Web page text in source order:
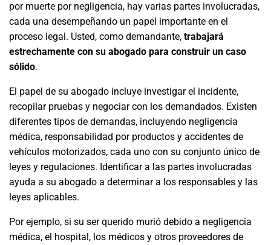
por muerte por negligencia, hay varias partes involucradas,
cada una desempeñando un papel importante en el
proceso legal. Usted, como demandante, trabajará
estrechamente con su abogado para construir un caso
sólido.
El papel de su abogado incluye investigar el incidente,
recopilar pruebas y negociar con los demandados. Existen
diferentes tipos de demandas, incluyendo negligencia
médica, responsabilidad por productos y accidentes de
vehículos motorizados, cada uno con su conjunto único de
leyes y regulaciones. Identificar a las partes involucradas
ayuda a su abogado a determinar a los responsables y las
leyes aplicables.
Por ejemplo, si su ser querido murió debido a negligencia
médica, el hospital, los médicos y otros proveedores de